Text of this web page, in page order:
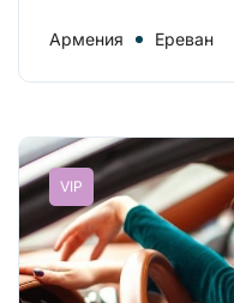
Армения Ереван
VIP